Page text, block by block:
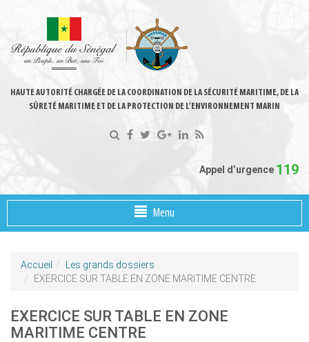
HAUTE AUTORITÉ CHARGÉE DE LA COORDINATION DE LA SÉCURITÉ MARITIME, DE LA
SÛRETÉ MARITIME ET DE LA PROTECTION DE L’ENVIRONNEMENT MARIN
Appel d’urgence 119
Menu
Accueil
Les grands dossiers
EXERCICE SUR TABLE EN ZONE MARITIME CENTRE
EXERCICE SUR TABLE EN ZONE
MARITIME CENTRE